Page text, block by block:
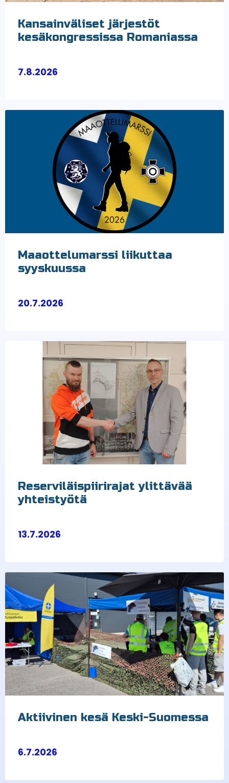
Kansainväliset järjestöt
kesäkongressissa Romaniassa
7.8.2026
Maaottelumarssi liikuttaa
syyskuussa
20.7.2026
Reserviläispiirirajat ylittävää
yhteistyötä
13.7.2026
Aktiivinen kesä Keski-Suomessa
6.7.2026